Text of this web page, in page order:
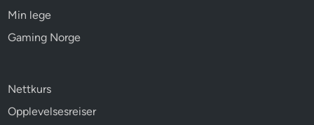
Min lege
Gaming Norge
Nettkurs
Opplevelsesreiser